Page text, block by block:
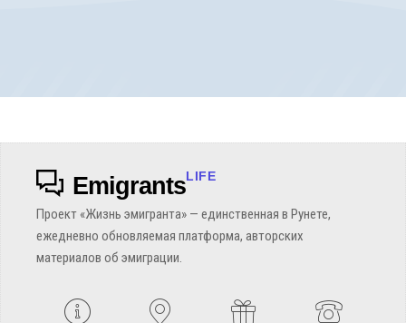
EmigrantsLIFE
Проект «Жизнь эмигранта» — единственная в Рунете,
ежедневно обновляемая платформа, авторских
материалов об эмиграции.